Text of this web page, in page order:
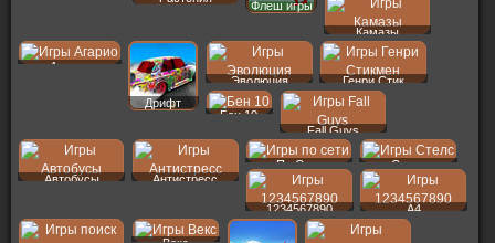
Флеш игры
Камазы
Агарио
Дрифт
Эволюция Генри Стик
Бен 10
Fall Guys
Автобусы Антистресс
По Сети Стелс
1234567890 A4